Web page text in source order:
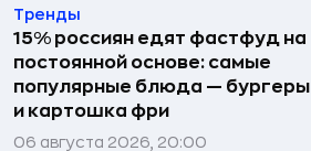
Тренды
15% россиян едят фастфуд на
постоянной основе: самые
популярные блюда — бургеры
и картошка фри
06 августа 2026, 20:00